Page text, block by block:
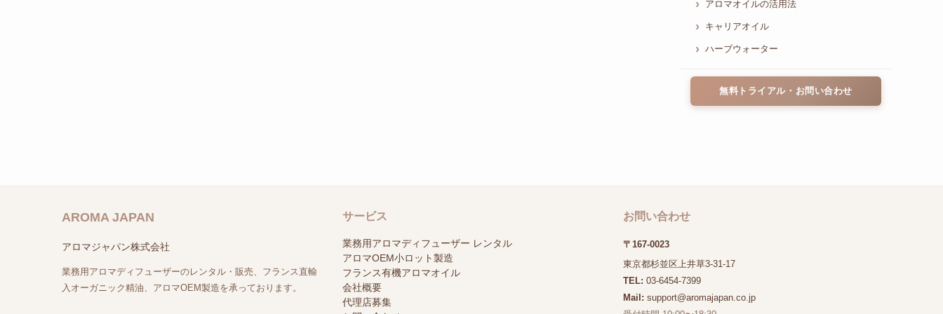
アロマオイルの活用法
キャリアオイル
ハーブウォーター
無料トライアル・お問い合わせ
AROMA JAPAN
アロマジャパン株式会社
業務用アロマディフューザーのレンタル・販売、フランス直輸
入オーガニック精油、アロマOEM製造を承っております。
サービス
業務用アロマディフューザー レンタル
アロマOEM小ロット製造
フランス有機アロマオイル
会社概要
代理店募集
お問い合わせ
〒167-0023
東京都杉並区上井草3-31-17
TEL: 03-6454-7399
Mail: support@aromajapan.co.jp